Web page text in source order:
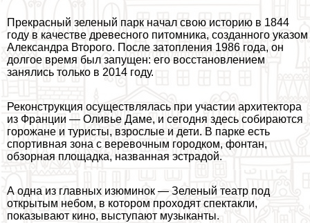
Прекрасный зеленый парк начал свою историю в 1844
году в качестве древесного питомника, созданного указом
Александра Второго. После затопления 1986 года, он
долгое время был запущен: его восстановлением
занялись только в 2014 году.
Реконструкция осуществлялась при участии архитектора
из Франции — Оливье Даме, и сегодня здесь собираются
горожане и туристы, взрослые и дети. В парке есть
спортивная зона с веревочным городком, фонтан,
обзорная площадка, названная эстрадой.
А одна из главных изюминок — Зеленый театр под
открытым небом, в котором проходят спектакли,
показывают кино, выступают музыканты.